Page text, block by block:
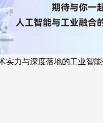
实力与深度落地的工业智